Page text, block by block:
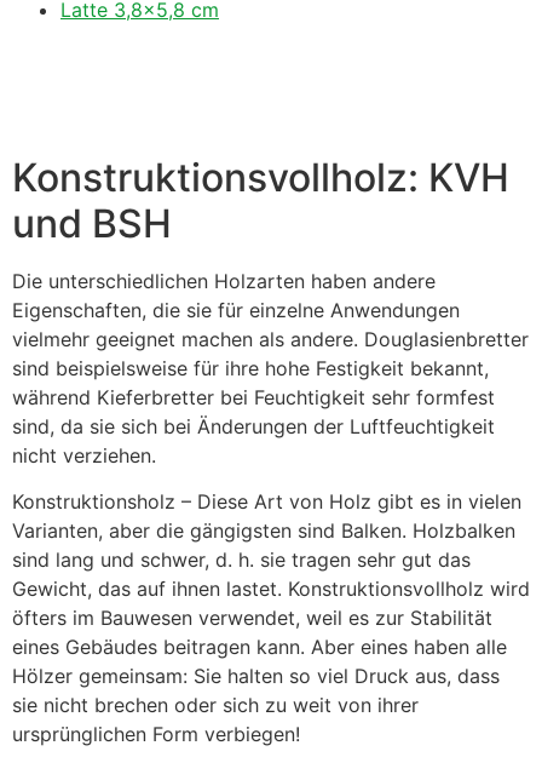
Latte 3,8×5,8 cm
Konstruktionsvollholz: KVH
und BSH
Die unterschiedlichen Holzarten haben andere
Eigenschaften, die sie für einzelne Anwendungen
vielmehr geeignet machen als andere. Douglasienbretter
sind beispielsweise für ihre hohe Festigkeit bekannt,
während Kieferbretter bei Feuchtigkeit sehr formfest
sind, da sie sich bei Änderungen der Luftfeuchtigkeit
nicht verziehen.
Konstruktionsholz – Diese Art von Holz gibt es in vielen
Varianten, aber die gängigsten sind Balken. Holzbalken
sind lang und schwer, d. h. sie tragen sehr gut das
Gewicht, das auf ihnen lastet. Konstruktionsvollholz wird
öfters im Bauwesen verwendet, weil es zur Stabilität
eines Gebäudes beitragen kann. Aber eines haben alle
Hölzer gemeinsam: Sie halten so viel Druck aus, dass
sie nicht brechen oder sich zu weit von ihrer
ursprünglichen Form verbiegen!